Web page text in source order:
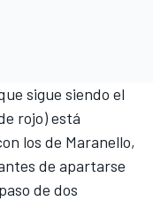
sigue siendo el
rojo) está
los de Maranello,
de apartarse
de dos